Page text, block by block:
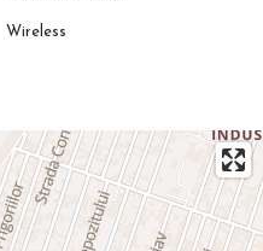
Wireless